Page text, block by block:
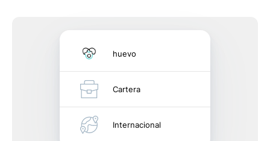
huevo
Cartera
Internacional